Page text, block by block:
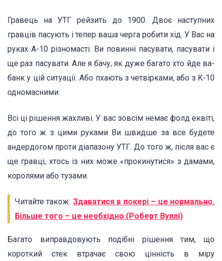
Гравець на УТГ рейзить до 1900. Двоє наступних
гравців пасують і тепер ваша черга робити хід. У Вас на
руках А-10 різномасті. Ви повинні пасувати, пасувати і
ще раз пасувати. Але я бачу, як дуже багато хто йде ва-
банк у цій ситуації. Або пхають з четвірками, або з K-10
одномасними.
Всі ці рішення жахливі. У вас зовсім немає фолд еквіті,
до того ж з цими руками Ви швидше за все будете
андердогом проти діапазону УТГ. До того ж, після вас є
ще гравці, хтось із них може «прокинутися» з дамами,
королями або тузами.
Читайте також: Здаватися в покері – це нормально.
Більше того – це необхідно (Роберт Вуллі)
Багато виправдовують подібні рішення тим, що
короткий стек втрачає свою цінність в міру